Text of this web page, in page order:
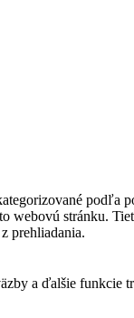
podľa
webovú stránku.
prehliadania.
a ďalšie funkcie